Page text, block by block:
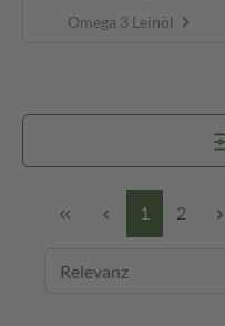
Omega 3 Leinöl
1 2